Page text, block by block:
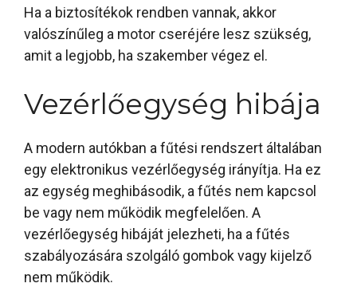
Ha a biztosítékok rendben vannak, akkor
valószínűleg a motor cseréjére lesz szükség,
amit a legjobb, ha szakember végez el.
Vezérlőegység hibája
A modern autókban a fűtési rendszert általában
egy elektronikus vezérlőegység irányítja. Ha ez
az egység meghibásodik, a fűtés nem kapcsol
be vagy nem működik megfelelően. A
vezérlőegység hibáját jelezheti, ha a fűtés
szabályozására szolgáló gombok vagy kijelző
nem működik.